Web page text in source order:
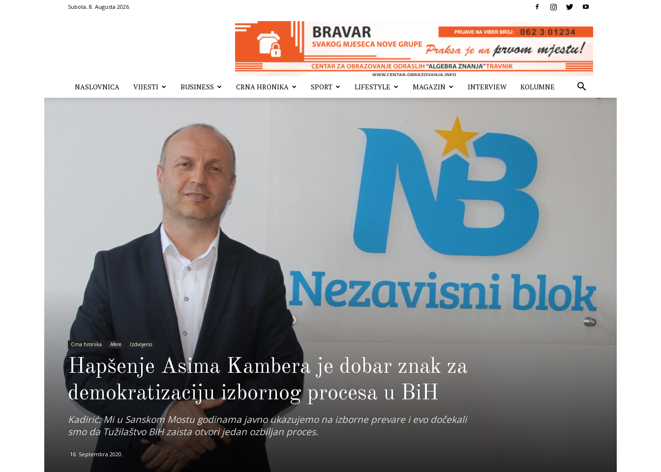
Subota, 8. Augusta 2026.
NASLOVNICA VIJESTI BUSINESS CRNA HRONIKA SPORT LIFESTYLE MAGAZIN INTERVIEW KOLUMNE
Crna hronika Afere Izdvojeno
Hapšenje Asima Kambera je dobar znak za
demokratizaciju izbornog procesa u BiH
Kadirić: Mi u Sanskom Mostu godinama javno ukazujemo na izborne prevare i evo dočekali
smo da Tužilaštvo BiH zaista otvori jedan ozbiljan proces.
16. Septembra 2020.